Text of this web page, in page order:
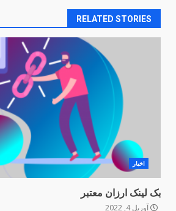
RELATED STORIES
اخبار
بک لینک ارزان معتبر
آوریل 4, 2022